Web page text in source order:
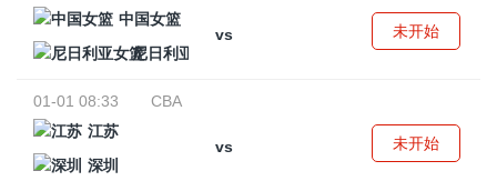
中国女篮
vs
尼日利亚女篮
未开始
01-01 08:33
CBA
江苏
vs
深圳
未开始